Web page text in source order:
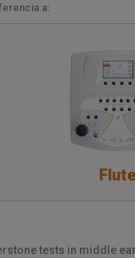
a:
Flute
tests in middle